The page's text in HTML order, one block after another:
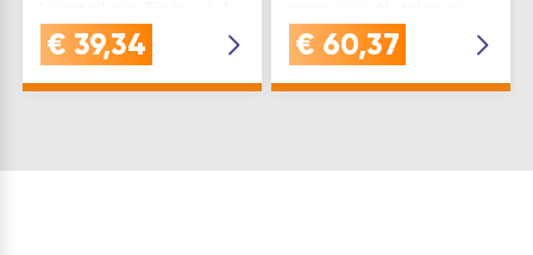
mm Die angegebenen
Tragkräfte gelten bis
€ 39,34
45 mm, Anlaufring 30
mmund
€ 60,37